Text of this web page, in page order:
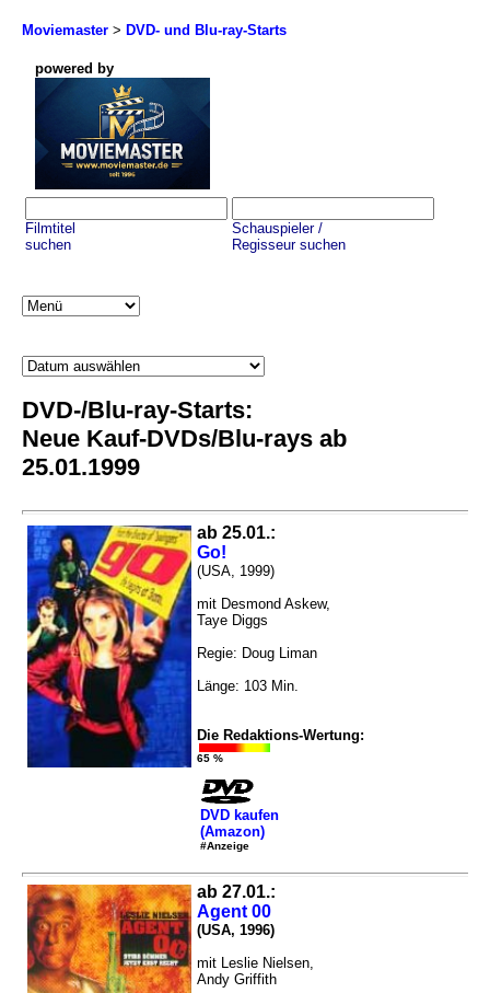
Moviemaster > DVD- und Blu-ray-Starts
powered by
Filmtitel
suchen
Schauspieler /
Regisseur suchen
DVD-/Blu-ray-Starts:
Neue Kauf-DVDs/Blu-rays ab
25.01.1999
ab 25.01.:
Go!
(USA, 1999)
mit Desmond Askew,
Taye Diggs
Regie: Doug Liman
Länge: 103 Min.
Die Redaktions-Wertung:
65 %
DVD kaufen
(Amazon)
#Anzeige
ab 27.01.:
Agent 00
(USA, 1996)
mit Leslie Nielsen,
Andy Griffith